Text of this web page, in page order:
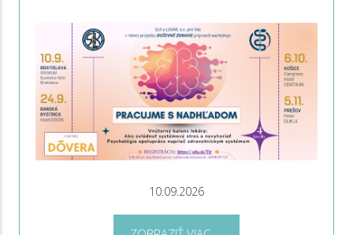
10.09.2026